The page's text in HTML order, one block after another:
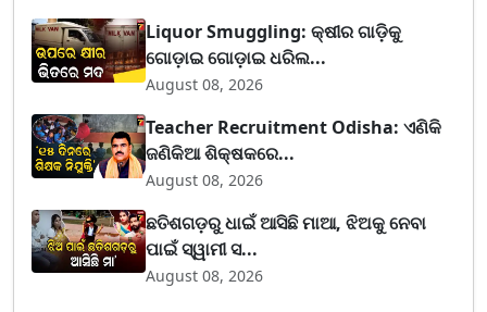
Liquor Smuggling: କ୍ଷୀର ଗାଡ଼ିକୁ
ଗୋଡ଼ାଇ ଗୋଡ଼ାଇ ଧରିଲ...
August 08, 2026
Teacher Recruitment Odisha: ଏଣିକି
ଜଣିକିଆ ଶିକ୍ଷକରେ...
August 08, 2026
ଛତିଶଗଡ଼ରୁ ଧାଇଁ ଆସିଛି ମାଆ, ଝିଅକୁ ନେବା
ପାଇଁ ସ୍ୱାମୀ ସ...
August 08, 2026